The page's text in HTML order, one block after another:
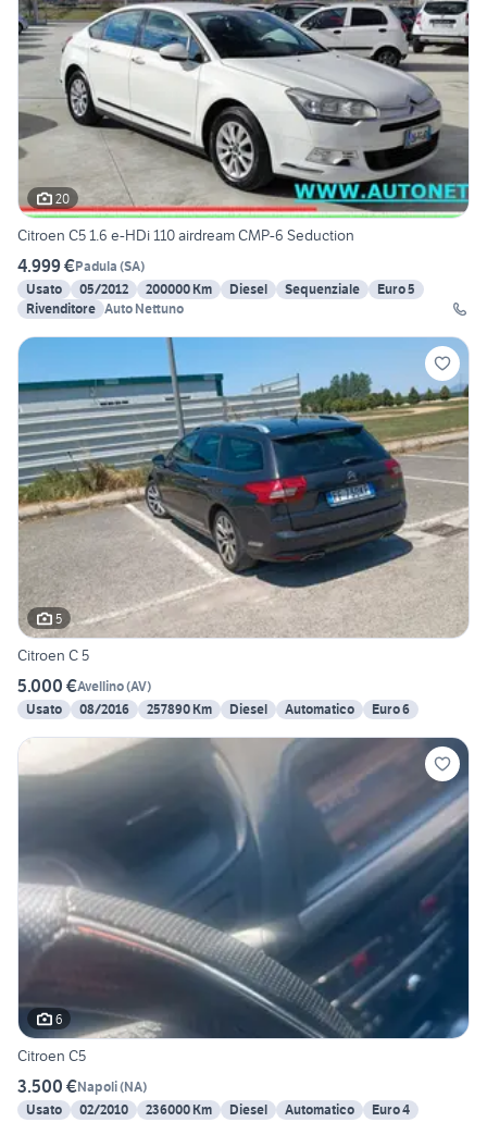
20
Citroen C5 1.6 e-HDi 110 airdream CMP-6 Seduction
4.999 €Padula (SA)
Usato
05/2012 200000 Km Diesel Sequenziale
Euro 5
Rivenditore Auto Nettuno
5
Citroen C 5
5.000 €Avellino(AV)
Usato
08/2016 257890 Km Diesel Automatico Euro 6
6
Citroen C5
3.500 €Napoli(NA)
Usato
02/2010 236000 Km Diesel Automatico Euro 4